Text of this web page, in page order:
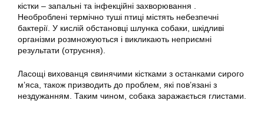
кістки – запальні та інфекційні захворювання .
Необроблені термічно туші птиці містять небезпечні
бактерії. У кислій обстановці шлунка собаки, шкідливі
організми розмножуються і викликають неприємні
результати (отруєння).
Ласощі вихованця свинячими кістками з останками сирого
м’яса, також призводить до проблем, які пов’язані з
нездужанням. Таким чином, собака заражається глистами.